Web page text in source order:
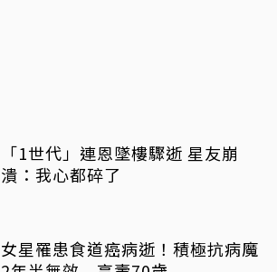
「1世代」連恩墜樓驟逝 星友崩
潰：我心都碎了
女星罹患食道癌病逝！積極抗病魔